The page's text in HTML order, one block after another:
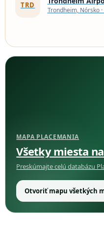
TRD
Trondheim, Nórsko
MAPA PLACEMANIA
Všetky miesta
Preskúmajte celú databázu
Otvoriť mapu všetkých